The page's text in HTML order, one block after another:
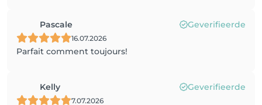
Pascale Geverifieerde
16.07.2026
Parfait comment toujours!
Kelly Geverifieerde
7.07.2026